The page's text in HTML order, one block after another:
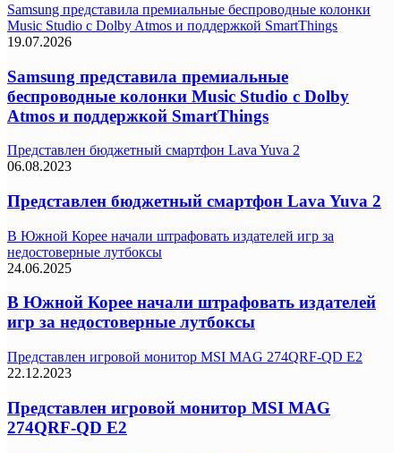
Samsung представила премиальные беспроводные колонки
Music Studio с Dolby Atmos и поддержкой SmartThings
19.07.2026
Samsung представила премиальные
беспроводные колонки Music Studio с Dolby
Atmos и поддержкой SmartThings
Представлен бюджетный смартфон Lava Yuva 2
06.08.2023
Представлен бюджетный смартфон Lava Yuva 2
В Южной Корее начали штрафовать издателей игр за
недостоверные лутбоксы
24.06.2025
В Южной Корее начали штрафовать издателей
игр за недостоверные лутбоксы
Представлен игровой монитор MSI MAG 274QRF-QD E2
22.12.2023
Представлен игровой монитор MSI MAG
274QRF-QD E2